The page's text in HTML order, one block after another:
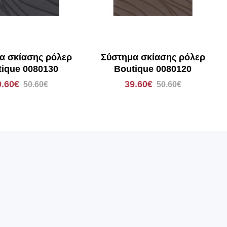
σκίασης ρόλερ
0080130
50.60€
Σύστημα σκίασης ρόλερ
Boutique 0080120
39.60€ 50.60€